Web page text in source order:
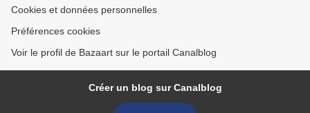
Cookies et données personnelles
Préférences cookies
Voir le profil de Bazaart sur le portail Canalblog
Créer un blog sur Canalblog